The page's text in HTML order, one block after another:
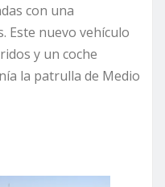
con una
Este nuevo vehículo
y un coche
la patrulla de Medio